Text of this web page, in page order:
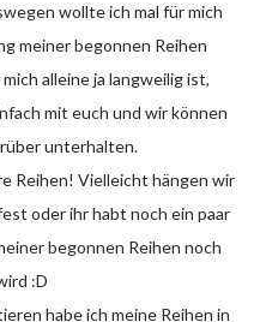
meiner begonnen Reihen
alleine ja langweilig ist,
mit euch und wir können
unterhalten.
oder ihr habt noch ein paar
begonnen Reihen noch
:D